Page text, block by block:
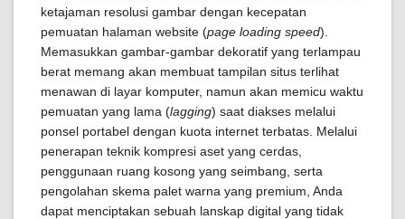
ketajaman resolusi gambar dengan kecepatan
pemuatan halaman website (page loading speed).
Memasukkan gambar-gambar dekoratif yang terlampau
berat memang akan membuat tampilan situs terlihat
menawan di layar komputer, namun akan memicu waktu
pemuatan yang lama (lagging) saat diakses melalui
ponsel portabel dengan kuota internet terbatas. Melalui
penerapan teknik kompresi aset yang cerdas,
penggunaan ruang kosong yang seimbang, serta
pengolahan skema palet warna yang premium, Anda
dapat menciptakan sebuah lanskap digital yang tidak